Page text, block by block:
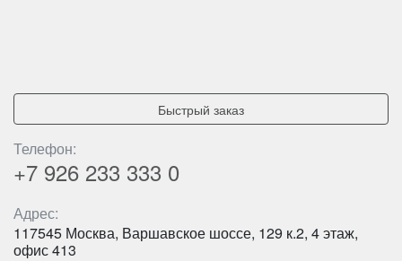
Быстрый заказ
Телефон:
+7 926 233 333 0
Адрес:
117545 Москва, Варшавское шоссе, 129 к.2, 4 этаж,
офис 413